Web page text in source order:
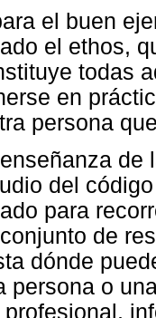
el buen
el ethos,
todas
en
persona
de
del
para
de
dónde
persona o
profesional,